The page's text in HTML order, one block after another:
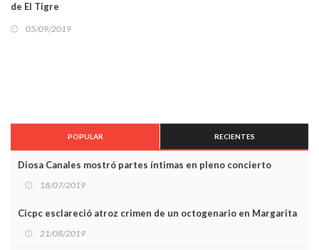
de El Tigre
05/09/2019
POPULAR RECIENTES
Diosa Canales mostró partes íntimas en pleno concierto
18/07/2019
Cicpc esclareció atroz crimen de un octogenario en Margarita
21/08/2019